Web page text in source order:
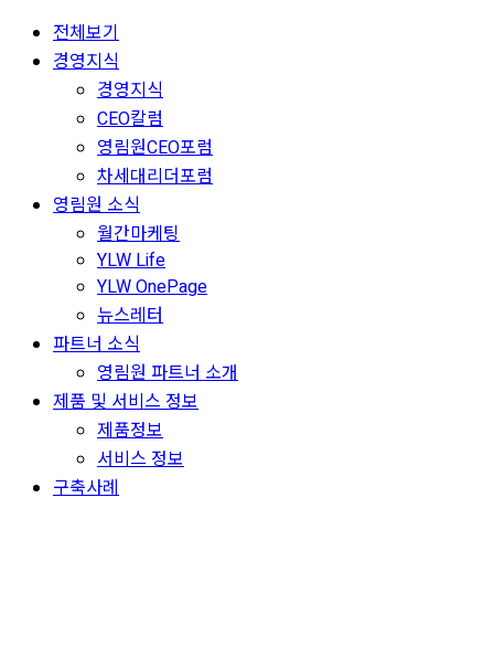
전체보기
경영지식
경영지식
CEO칼럼
영림원CEO포럼
차세대리더포럼
영림원 소식
월간마케팅
YLW Life
YLW OnePage
뉴스레터
파트너 소식
영림원 파트너 소개
제품 및 서비스 정보
제품정보
서비스 정보
구축사례